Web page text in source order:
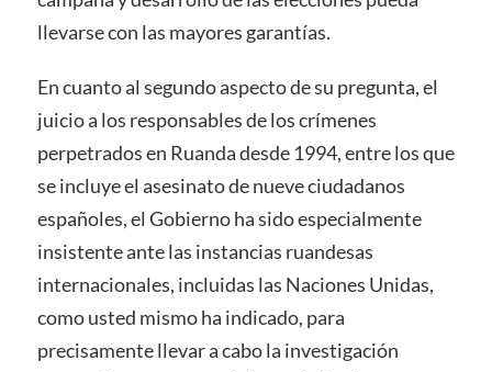
llevarse con las mayores garantías.
En cuanto al segundo aspecto de su pregunta, el
juicio a los responsables de los crímenes
perpetrados en Ruanda desde 1994, entre los que
se incluye el asesinato de nueve ciudadanos
españoles, el Gobierno ha sido especialmente
insistente ante las instancias ruandesas
internacionales, incluidas las Naciones Unidas,
como usted mismo ha indicado, para
precisamente llevar a cabo la investigación